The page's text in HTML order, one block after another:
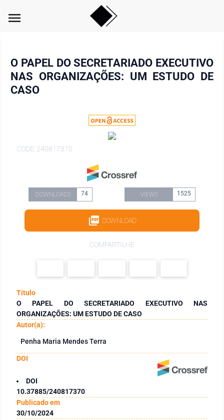
menu
O PAPEL DO SECRETARIADO EXECUTIVO
NAS ORGANIZAÇÕES: UM ESTUDO DE
CASO
CODE: 240817370
DOWNLOADS 74 VIEWS 1525
DOWNLOAD
COMPARTILHE
Título
O PAPEL DO SECRETARIADO EXECUTIVO NAS
ORGANIZAÇÕES: UM ESTUDO DE CASO
Autor(a):
Penha Maria Mendes Terra
DOI
DOI
10.37885/240817370
Publicado em
30/10/2024